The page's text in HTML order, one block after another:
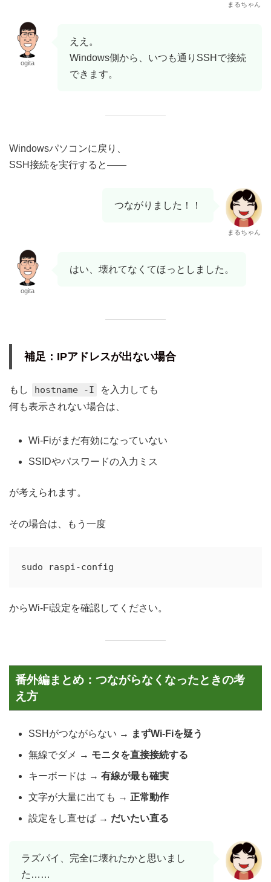
まるちゃん
ogita
ええ。
Windows側から、いつも通りSSHで接続
できます。
Windowsパソコンに戻り、
SSH接続を実行すると――
つながりました！！
まるちゃん
ogita
はい、壊れてなくてほっとしました。
補足：IPアドレスが出ない場合
もし hostname -I
を入力しても
何も表示されない場合は、
Wi-Fiがまだ有効になっていない
SSIDやパスワードの入力ミス
が考えられます。
その場合は、もう一度
からWi-Fi設定を確認してください。
番外編まとめ：つながらなくなったときの考
え方
SSHがつながらない → まずWi-Fiを疑う
無線でダメ → モニタを直接接続する
キーボードは → 有線が最も確実
文字が大量に出ても → 正常動作
設定をし直せば → だいたい直る
ラズパイ、完全に壊れたかと思いまし
た……